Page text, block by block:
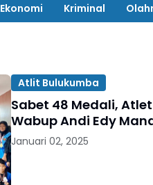
Ekonomi Kriminal
Atlit Bulukumba
Sabet 48 Medali,
Wabup Andi Edy
Januari 02, 2025